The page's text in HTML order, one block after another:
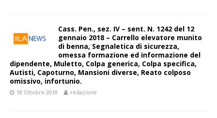
Cass. Pen., sez. IV – sent. N. 1242 del 12
gennaio 2018 – Carrello elevatore munito
di benna, Segnaletica di sicurezza,
omessa formazione ed informazione del
dipendente, Muletto, Colpa generica, Colpa specifica,
Autisti, Capoturno, Mansioni diverse, Reato colposo
omissivo, infortunio.
18 Ottobre 2018 redazione